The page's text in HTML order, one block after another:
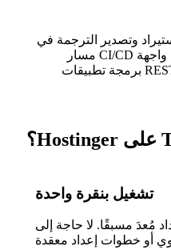
وتصدير الترجمة في
مسار CI/CD الخاص بك باستخدام واجهة
برمجة تطبيقات REST الكاملة دون تدخل
تشغيل بنقرة واحدة
مُعدَ مسبقًا. لا حاجة إلى